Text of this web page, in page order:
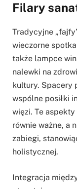
Filary
Tradycyjne
wieczorne
także lampce
nalewki na
kultury. Spacery
wspólne posiłki
więzi. Te
równie ważne, a
zabiegi,
holistycznej.
Integracja